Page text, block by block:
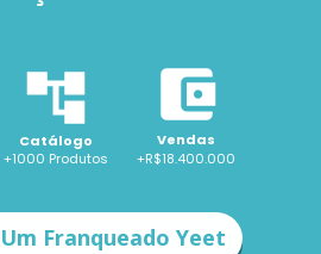
Catálogo
Vendas
+R$18.400.000
+1000 Produtos
Franqueado Yeet